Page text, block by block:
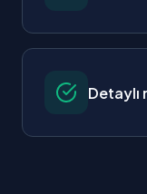
Detaylı